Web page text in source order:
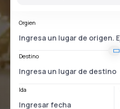
Orgien
Destino
Ida